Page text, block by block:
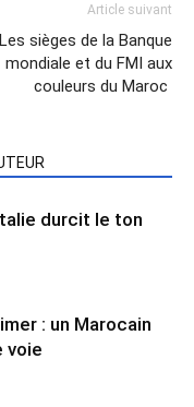
Article suivant
Les sièges de la Banque
mondiale et du FMI aux
couleurs du Maroc
durcit le ton
: un Marocain
voie